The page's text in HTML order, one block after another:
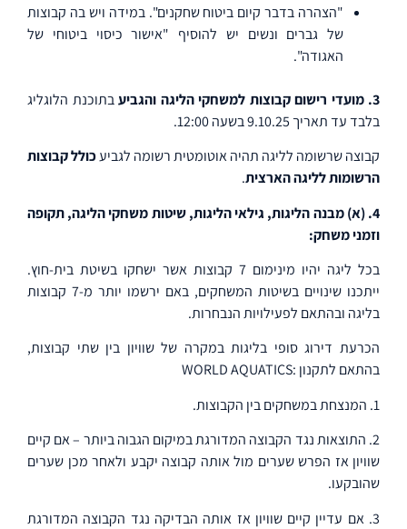
"הצהרה בדבר קיום ביטוח שחקנים". במידה ויש בה קבוצות
של גברים ונשים יש להוסיף "אישור כיסוי ביטוחי של
האגודה".
3. מועדי רישום קבוצות למשחקי הליגה והגביעבתוכנת הלוגליג
בלבד עד תאריך 9.10.25 בשעה 12:00.
קבוצה שרשומה לליגה תהיה אוטומטית רשומה לגביעכולל קבוצות
הרשומות לליגה הארצית.
4. (א) מבנה הליגות, גילאי הליגות, שיטות משחקי הליגה, תקופה
וזמני משחק:
בכל ליגה יהיו מינימום 7 קבוצות אשר ישחקו בשיטת בית-חוץ.
ייתכנו שינויים בשיטות המשחקים, באם ירשמו יותר מ-7 קבוצות
בליגה ובהתאם לפעילויות הנבחרות.
הכרעת דירוג סופי בליגות במקרה של שוויון בין שתי קבוצות,
בהתאם לתקנון :WORLD AQUATICS
1. המנצחת במשחקים בין הקבוצות.
2. התוצאות נגד הקבוצה המדורגת במיקום הגבוה ביותר – אם קיים
שוויון אז הפרש שערים מול אותה קבוצה יקבע ולאחר מכן שערים
שהובקעו.
3. אם עדיין קיים שוויון אז אותה הבדיקה נגד הקבוצה המדורגת